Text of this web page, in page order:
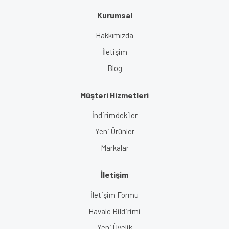
Kurumsal
Hakkımızda
İletişim
Blog
Müşteri Hizmetleri
İndirimdekiler
Yeni Ürünler
Markalar
İletişim
İletişim Formu
Havale Bildirimi